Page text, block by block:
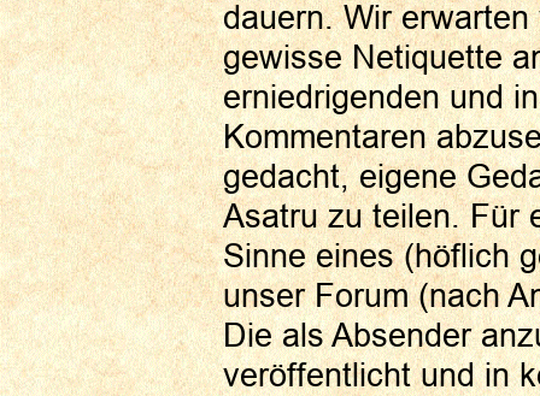
dauern. Wir
gewisse Netiquette
erniedrigenden und
Kommentaren
gedacht, eigene
Asatru zu teilen. Für
Sinne eines (höflich
unser Forum (nach
Die als Absender
veröffentlicht und in